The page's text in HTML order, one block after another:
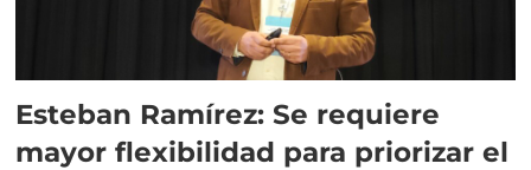
Esteban Ramírez: Se requiere
mayor flexibilidad para priorizar el